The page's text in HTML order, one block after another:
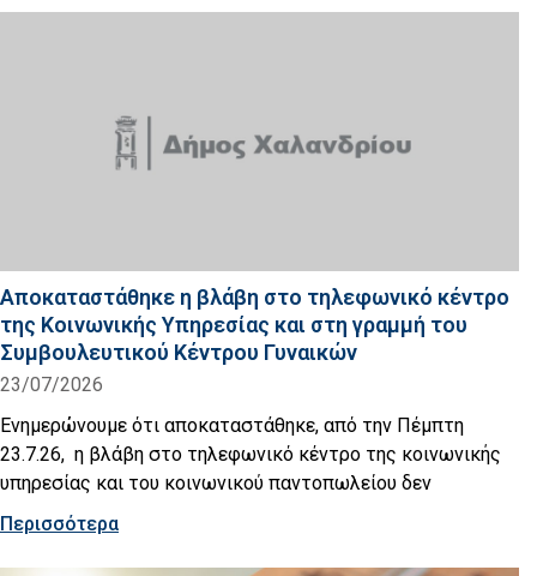
Αποκαταστάθηκε η βλάβη στο τηλεφωνικό κέντρο
της Κοινωνικής Υπηρεσίας και στη γραμμή του
Συμβουλευτικού Κέντρου Γυναικών
23/07/2026
Ενημερώνουμε ότι αποκαταστάθηκε, από την Πέμπτη
23.7.26, η βλάβη στο τηλεφωνικό κέντρο της κοινωνικής
υπηρεσίας και του κοινωνικού παντοπωλείου δεν
Περισσότερα